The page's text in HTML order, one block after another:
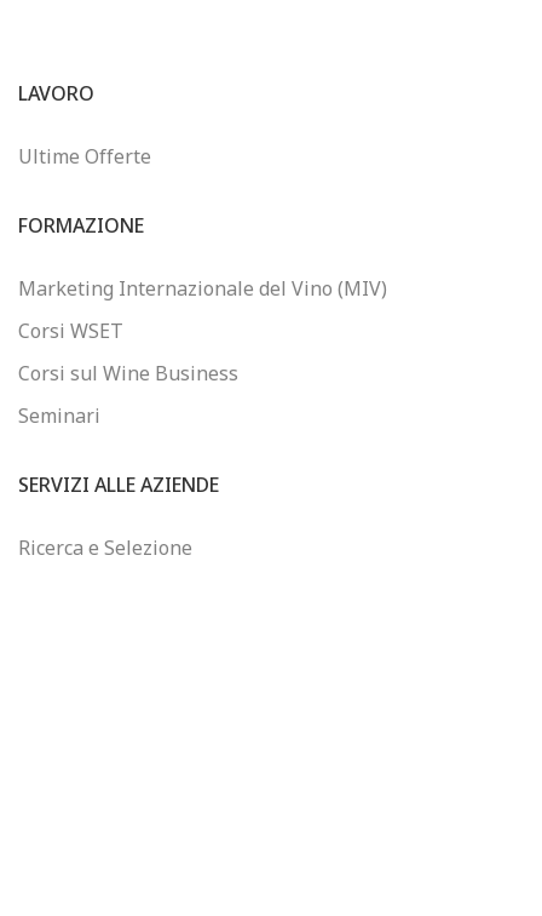
LAVORO
Ultime Offerte
FORMAZIONE
Marketing Internazionale del Vino (MIV)
Corsi WSET
Corsi sul Wine Business
Seminari
SERVIZI ALLE AZIENDE
Ricerca e Selezione